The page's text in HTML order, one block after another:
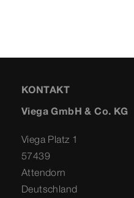
KONTAKT
Viega GmbH & Co. KG
Viega Platz 1
57439
Attendorn
Deutschland